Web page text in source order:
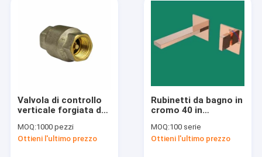
Rubinetti
Tappi per tubazioni
Acciai da bagno
Valvola di controllo
verticale forgiata da
INOJY5000 Serie 1/2
pollice - Valvola di
MOQ:1000 pezzi
Ottieni l'ultimo prezzo
Rubinetti da bagno in
cromo 40 in
manicomio di zinco
Rubinetti da bagno in
MOQ:100 serie
Ottieni l'ultimo prezzo